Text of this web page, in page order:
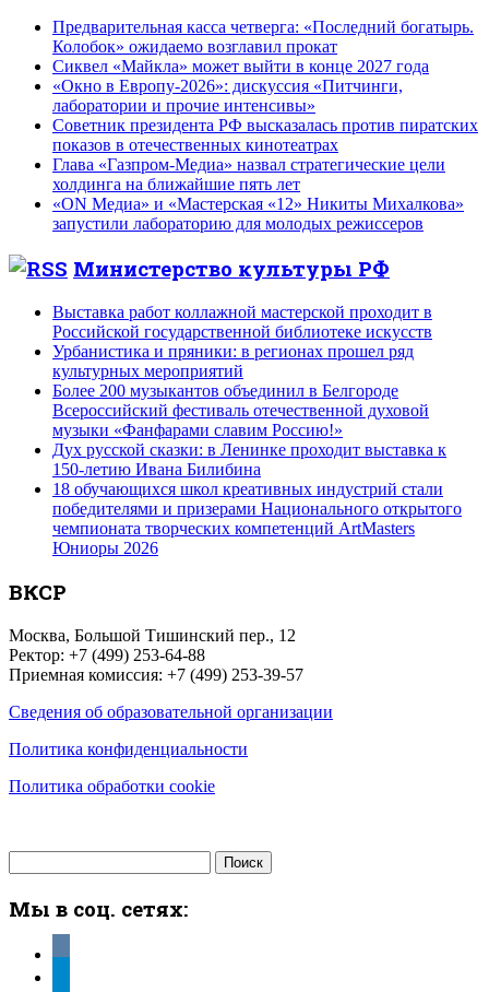
Предварительная касса четверга: «Последний богатырь.
Колобок» ожидаемо возглавил прокат
Сиквел «Майкла» может выйти в конце 2027 года
«Окно в Европу-2026»: дискуссия «Питчинги,
лаборатории и прочие интенсивы»
Советник президента РФ высказалась против пиратских
показов в отечественных кинотеатрах
Глава «Газпром-Медиа» назвал стратегические цели
холдинга на ближайшие пять лет
«ON Медиа» и «Мастерская «12» Никиты Михалкова»
запустили лабораторию для молодых режиссеров
Министерство культуры РФ
Выставка работ коллажной мастерской проходит в
Российской государственной библиотеке искусств
Урбанистика и пряники: в регионах прошел ряд
культурных мероприятий
Более 200 музыкантов объединил в Белгороде
Всероссийский фестиваль отечественной духовой
музыки «Фанфарами славим Россию!»
Дух русской сказки: в Ленинке проходит выставка к
150-летию Ивана Билибина
18 обучающихся школ креативных индустрий стали
победителями и призерами Национального открытого
чемпионата творческих компетенций ArtMasters
Юниоры 2026
ВКСР
Москва, Большой Тишинский пер., 12
Ректор: +7 (499) 253-64-88
Приемная комиссия: +7 (499) 253-39-57
Сведения об образовательной организации
Политика конфиденциальности
Политика обработки cookie
Мы в соц. сетях: